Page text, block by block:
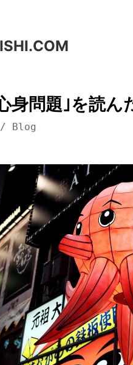
身問題｣を読ん
/ Blog